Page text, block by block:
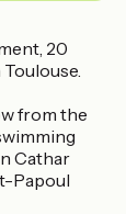
20
from the
Cathar
Papoul